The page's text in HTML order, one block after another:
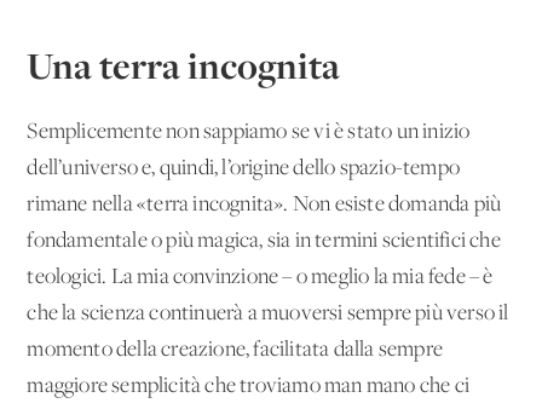
Una terra incognita
Semplicemente non sappiamo se vi è stato un inizio
dell’universo e, quindi, l’origine dello spazio-tempo
rimane nella «terra incognita». Non esiste domanda più
fondamentale o più magica, sia in termini scientifici che
teologici. La mia convinzione – o meglio la mia fede – è
che la scienza continuerà a muoversi sempre più verso il
momento della creazione, facilitata dalla sempre
maggiore semplicità che troviamo man mano che ci